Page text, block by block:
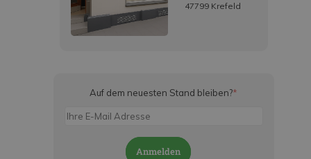
47799 Krefeld
Auf dem neuesten Stand bleiben?*
Anmelden